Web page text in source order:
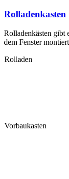
Rolladenkasten
Rolladenkästen gibt
dem Fenster
Rolladen
Vorbaukasten